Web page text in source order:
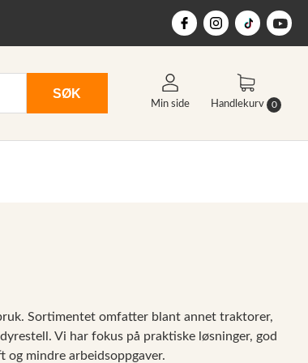
SØK
Min side Handlekurv 0
Sortimentet omfatter blant annet traktorer,
Vi har fokus på praktiske løsninger, god
og mindre arbeidsoppgaver.